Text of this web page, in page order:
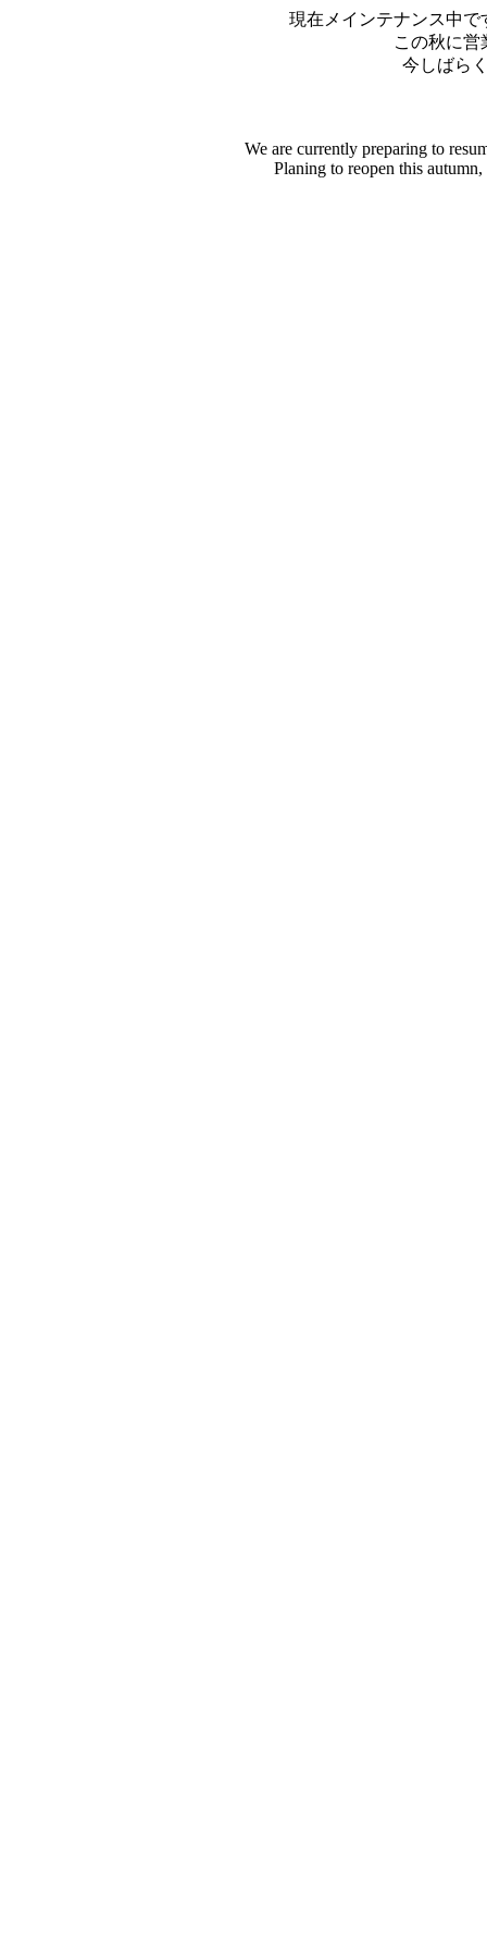
現在メインテナンス中
この秋に営
今しばら
We are currently preparing to
Planing to reopen this